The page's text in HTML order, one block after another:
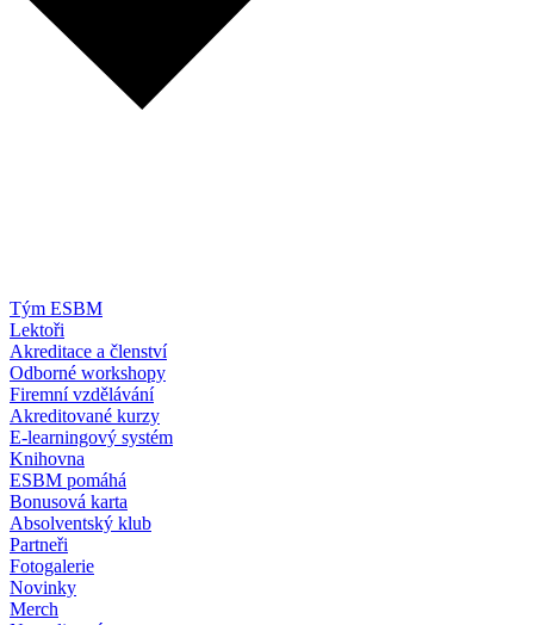
Tým ESBM
Lektoři
Akreditace a členství
Odborné workshopy
Firemní vzdělávání
Akreditované kurzy
E-learningový systém
Knihovna
ESBM pomáhá
Bonusová karta
Absolventský klub
Partneři
Fotogalerie
Novinky
Merch